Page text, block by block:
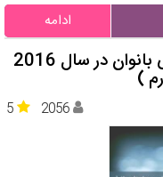
ادامه
محبوب ترین عطرهای مخصوص بانوان در سال 2016
)
5 2056